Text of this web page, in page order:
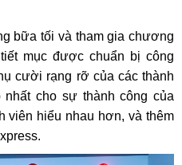
bữa tối và tham gia chương
mục được chuẩn bị công
cười rạng rỡ của các thành
cho sự thành công của
viên hiểu nhau hơn, và thêm